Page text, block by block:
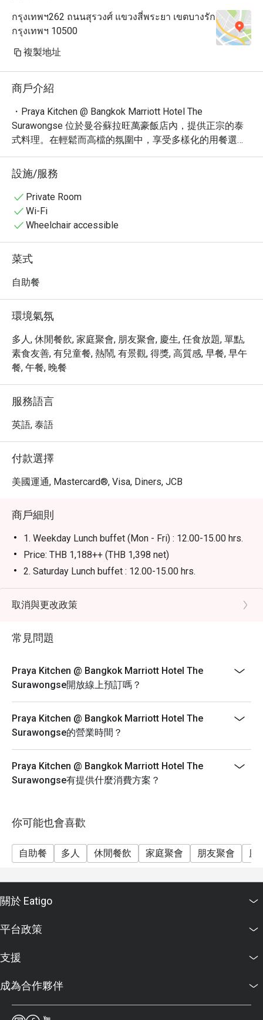
กรุงเทพฯ262 ถนนสุรวงศ์ แขวงสี่พระยา เขตบางรัก
กรุงเทพฯ 10500
複製地址
商戶介紹
・Praya Kitchen @ Bangkok Marriott Hotel The
Surawongse 位於曼谷蘇拉旺萬豪飯店內，提供正宗的泰
式料理。在輕鬆而高檔的氛圍中，享受多樣化的用餐選
擇。以其豐富多樣的泰式自助餐聞名，許多食客都讚賞這
裡的烤肉和新鮮海鮮。
・這裡不僅提供經典的泰式風味，更融合了現代烹調手
法，讓每一道菜都充滿驚喜。必嚐的包括招牌冬蔭功湯和
瑪莎曼牛肉，以及各式各樣的泰式甜點。餐廳環境舒適，
服務周到，是與家人朋友聚餐的理想之選。
Hotel The Surawongse，即可享受高達 5 折的超值優惠，
品嚐道地泰式美味！
設施/服務
Private Room
Wi-Fi
Wheelchair accessible
菜式
自助餐
環境氣氛
多人, 休閒餐飲, 家庭聚會, 朋友聚會, 慶生, 任食放題, 單點,
素食友善, 有兒童餐, 熱鬧, 有景觀, 得獎, 高質感, 早餐, 早午
餐, 午餐, 晚餐
服務語言
英語, 泰語
付款選擇
美國運通, Mastercard®, Visa, Diners, JCB
商戶細則
1. Weekday Lunch buffet (Mon - Fri) : 12.00-15.00 hrs.
Price: THB 1,188++ (THB 1,398 net)
2. Saturday Lunch buffet : 12.00-15.00 hrs.
International buffet with a highlight seafood wall, grilled
beef, including non-alcoholic beverages.
3. Sunday Brunch : 12.00-15.00 hrs.
beef, signature dishes from other restaurants in the
hotel, including non-alcoholic beverages.
4. Daily Dinner buffet : 18.00-22.00 hrs.
International buffet with a highlight seafood wall, grilled
Price: THB 2,088++ (THB 2,458 net)
this offer, please ensure your reservation is made 24
Celebration" in your booking details. ( If reserved less
than 24hrs the complimentary will be Special
取消與更改政策
常見問題
Praya Kitchen @ Bangkok Marriott Hotel The
Surawongse開放線上預訂嗎？
Praya Kitchen @ Bangkok Marriott Hotel The
Surawongse的營業時間？
Praya Kitchen @ Bangkok Marriott Hotel The
Surawongse有提供什麼消費方案？
你可能也會喜歡
自助餐 多人 休閒餐飲 家庭聚會 朋友聚會 慶
關於 Eatigo
平台政策
支援
成為合作夥伴